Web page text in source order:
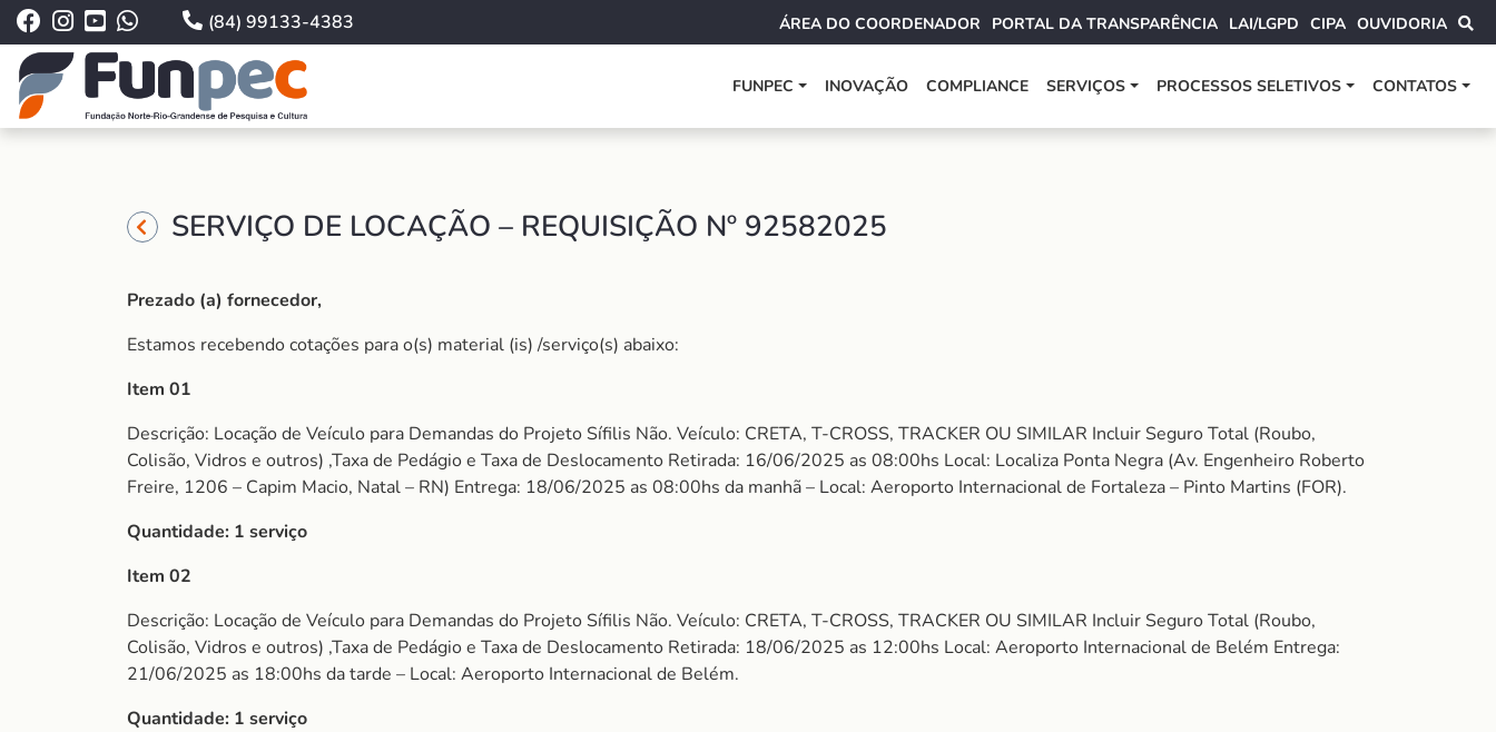
(84) 99133-4383 ÁREA DO COORDENADOR PORTAL DA TRANSPARÊNCIA LAI/LGPD CIPA OUVIDORIA
FUNPEC INOVAÇÃO COMPLIANCE SERVIÇOS PROCESSOS SELETIVOS CONTATOS
SERVIÇO DE LOCAÇÃO – REQUISIÇÃO Nº 92582025
Prezado (a) fornecedor,
Estamos recebendo cotações para o(s) material (is) /serviço(s) abaixo:
Item 01
Descrição: Locação de Veículo para Demandas do Projeto Sífilis Não. Veículo: CRETA, T-CROSS, TRACKER OU SIMILAR Incluir Seguro Total (Roubo,
Colisão, Vidros e outros) ,Taxa de Pedágio e Taxa de Deslocamento Retirada: 16/06/2025 as 08:00hs Local: Localiza Ponta Negra (Av. Engenheiro Roberto
Freire, 1206 – Capim Macio, Natal – RN) Entrega: 18/06/2025 as 08:00hs da manhã – Local: Aeroporto Internacional de Fortaleza – Pinto Martins (FOR).
Quantidade: 1 serviço
Item 02
Descrição: Locação de Veículo para Demandas do Projeto Sífilis Não. Veículo: CRETA, T-CROSS, TRACKER OU SIMILAR Incluir Seguro Total (Roubo,
Colisão, Vidros e outros) ,Taxa de Pedágio e Taxa de Deslocamento Retirada: 18/06/2025 as 12:00hs Local: Aeroporto Internacional de Belém Entrega:
21/06/2025 as 18:00hs da tarde – Local: Aeroporto Internacional de Belém.
Quantidade: 1 serviço